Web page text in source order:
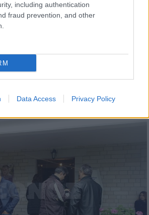
including authentication
fraud prevention, and other
Data Access Privacy Policy
(pics+vid)
έχει προχωρήσει σε 4